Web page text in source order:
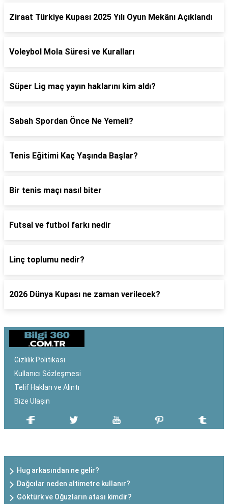
Ziraat Türkiye Kupası 2025 Yılı Oyun Mekânı Açıklandı
Voleybol Mola Süresi ve Kuralları
Süper Lig maç yayın haklarını kim aldı?
Sabah Spordan Önce Ne Yemeli?
Tenis Eğitimi Kaç Yaşında Başlar?
Bir tenis maçı nasıl biter
Futsal ve futbol farkı nedir
Linç toplumu nedir?
2026 Dünya Kupası ne zaman verilecek?
Gizlilik Politikası
Kullanıcı Sözleşmesi
Telif Hakları ve Alıntı
Bize Ulaşın
Hug arkasından ne gelir?
Dağcılar neden altimetre kullanır?
Göktürk ve Oğuzların atası kimdir?